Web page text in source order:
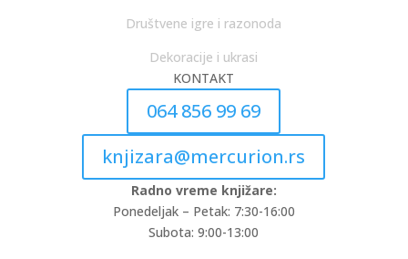
Društvene igre i razonoda
Dekoracije i ukrasi
KONTAKT
064 856 99 69
knjizara@mercurion.rs
Radno vreme knjižare:
Ponedeljak – Petak: 7:30-16:00
Subota: 9:00-13:00